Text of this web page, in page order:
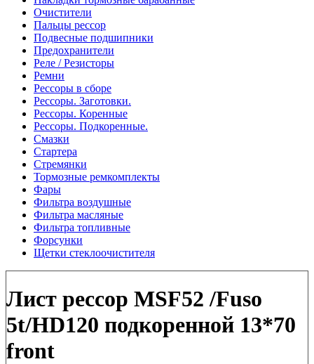
Очистители
Пальцы рессор
Подвесные подшипники
Предохранители
Реле / Резисторы
Ремни
Рессоры в сборе
Рессоры. Заготовки.
Рессоры. Коренные
Рессоры. Подкоренные.
Смазки
Стартера
Стремянки
Тормозные ремкомплекты
Фары
Фильтра воздушные
Фильтра масляные
Фильтра топливные
Форсунки
Щетки стеклоочистителя
Лист рессор MSF52 /Fuso
5t/HD120 подкоренной 13*70
front